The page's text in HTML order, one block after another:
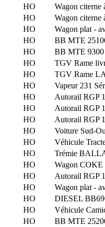
HO
Wagon citerne
HO
Wagon citerne
HO
Wagon plat -
HO
BB MTE
HO
BB MTE 9300
HO
TGV Rame
HO
TGV Rame
HO
Vapeur 231
HO
Autorail RGP
HO
Autorail RGP
HO
Autorail RGP
HO
Voiture Sud-
HO
Véhicule
HO
Trémie
HO
Wagon
HO
Autorail RGP
HO
Wagon plat -
HO
DIESEL
HO
Véhicule
HO
BB MTE